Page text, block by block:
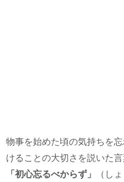
物事を始めた頃の気持ちを
けることの大切さを説いた言
「初心忘るべからず」
（し